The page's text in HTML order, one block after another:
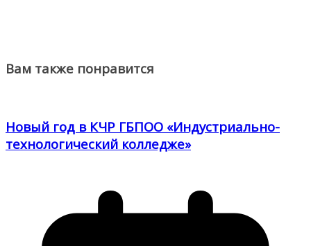
Вам также понравится
Новый год в КЧР ГБПОО «Индустриально-
технологический колледже»